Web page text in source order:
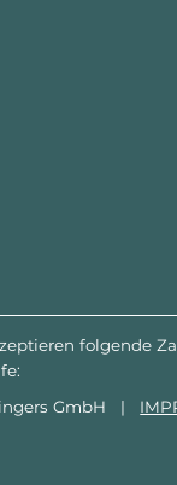
folgende
GmbH |